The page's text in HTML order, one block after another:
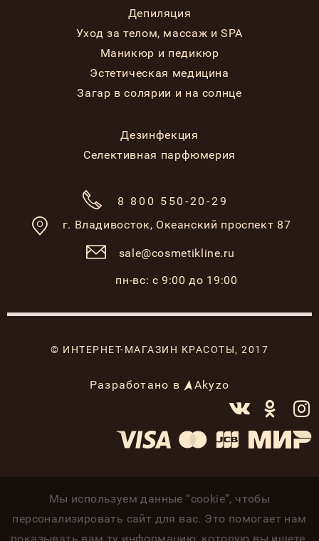
Депиляция
Уход за телом, массаж и SPA
Маникюр и педикюр
Эстетическая медицина
Загар в солярии и на солнце
Дезинфекция
Селективная парфюмерия
8 800 550-20-29
г. Владивосток, Океанский проспект 87
sale@cosmetikline.ru
пн-вс: с 9:00 до 19:00
© ИНТЕРНЕТ-МАГАЗИН КРАСОТЫ, 2017
Разработано в Akyzo
Мы используем данные “cookie”, чтобы
персонализировать сайт для вас. Это помогает нам
показывать вам ту информацию, которую вы ищете.